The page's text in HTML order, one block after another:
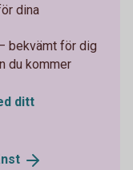
dina
bekvämt för dig
du kommer
ditt